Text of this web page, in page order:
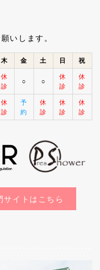
いします。
木 金 土 日 祝
休
診
○ ○
休
診
休
診
休
診
予
約
休
診
休
診
休
診
イトはこちら